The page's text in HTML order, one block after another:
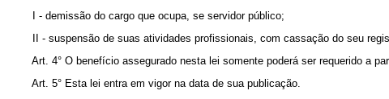
I - demissão do cargo que ocupa, se servidor público;
II - suspensão de suas atividades profissionais, com cassação do seu
Art. 4° O benefício assegurado nesta lei somente poderá ser requerido a
Art. 5° Esta lei entra em vigor na data de sua publicação.